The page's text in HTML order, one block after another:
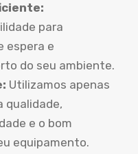
para
espera e
do seu ambiente.
Utilizamos apenas
qualidade,
e o bom
equipamento.